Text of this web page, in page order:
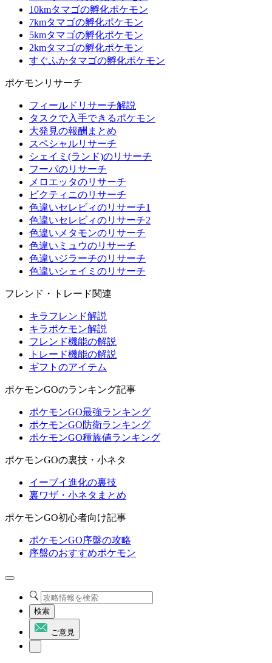
10kmタマゴの孵化ポケモン
7kmタマゴの孵化ポケモン
5kmタマゴの孵化ポケモン
2kmタマゴの孵化ポケモン
すぐふかタマゴの孵化ポケモン
ポケモンリサーチ
フィールドリサーチ解説
タスクで入手できるポケモン
大発見の報酬まとめ
スペシャルリサーチ
シェイミ(ランド)のリサーチ
フーパのリサーチ
メロエッタのリサーチ
ビクティニのリサーチ
色違いセレビィのリサーチ1
色違いセレビィのリサーチ2
色違いメタモンのリサーチ
色違いミュウのリサーチ
色違いジラーチのリサーチ
色違いシェイミのリサーチ
フレンド・トレード関連
キラフレンド解説
キラポケモン解説
フレンド機能の解説
トレード機能の解説
ギフトのアイテム
ポケモンGOのランキング記事
ポケモンGO最強ランキング
ポケモンGO防衛ランキング
ポケモンGO種族値ランキング
ポケモンGOの裏技・小ネタ
イーブイ進化の裏技
裏ワザ・小ネタまとめ
ポケモンGO初心者向け記事
ポケモンGO序盤の攻略
序盤のおすすめポケモン
検索
ご意見